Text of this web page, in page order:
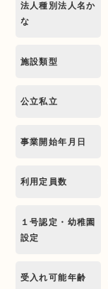
法人種別法人名か
な
施設類型
公立私立
事業開始年月日
利用定員数
１号認定・幼稚園
設定
受入れ可能年齢